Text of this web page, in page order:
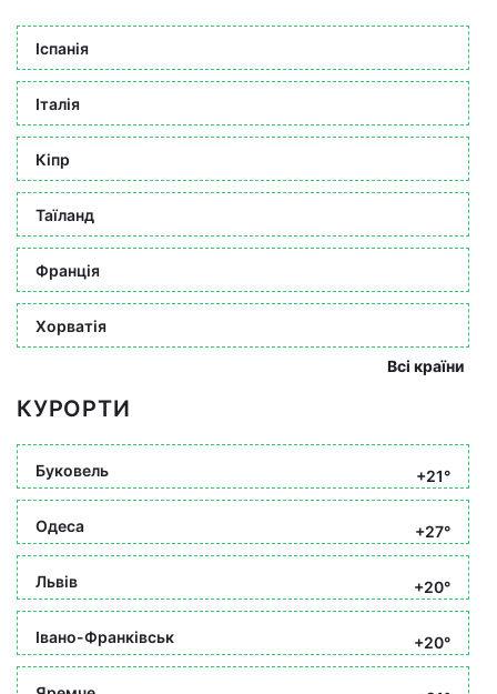
Іспанія
Італія
Кіпр
Таїланд
Франція
Хорватія
Всі країни
КУРОРТИ
Буковель +21°
Одеса +27°
Львів +20°
Івано-Франківськ +20°